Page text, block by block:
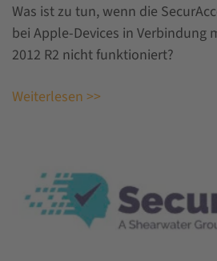
Was ist zu tun, wenn die
bei Apple-Devices in Verbindung
2012 R2 nicht funktioniert?
Weiterlesen >>